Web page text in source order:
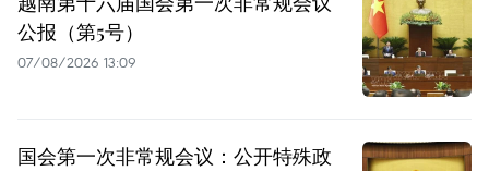
公报（第5号）
07/08/2026 13:09
国会第一次非常规会议：公开特殊政